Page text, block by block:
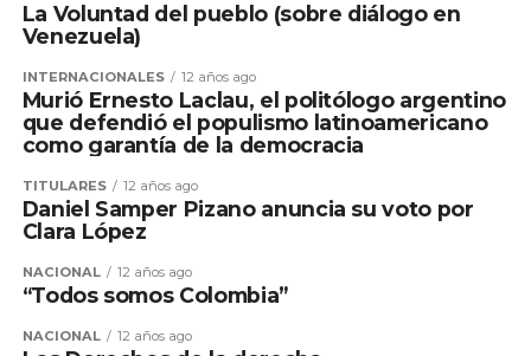
La Voluntad del pueblo (sobre diálogo en
Venezuela)
INTERNACIONALES 12 años ago
Murió Ernesto Laclau, el politólogo argentino
que defendió el populismo latinoamericano
como garantía de la democracia
TITULARES 12 años ago
Daniel Samper Pizano anuncia su voto por
Clara López
NACIONAL 12 años ago
“Todos somos Colombia”
NACIONAL 12 años ago